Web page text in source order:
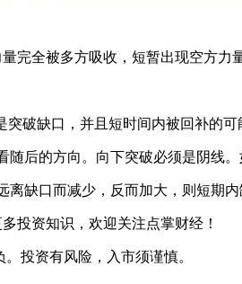
全被多方吸收，短暂出现空方力
破缺口，并且短时间内被回补的可
的方向。向下突破必须是阴线。
缺口而减少，反而加大，则短期内
投资知识，欢迎关注点掌财经！
投资有风险，入市须谨慎。